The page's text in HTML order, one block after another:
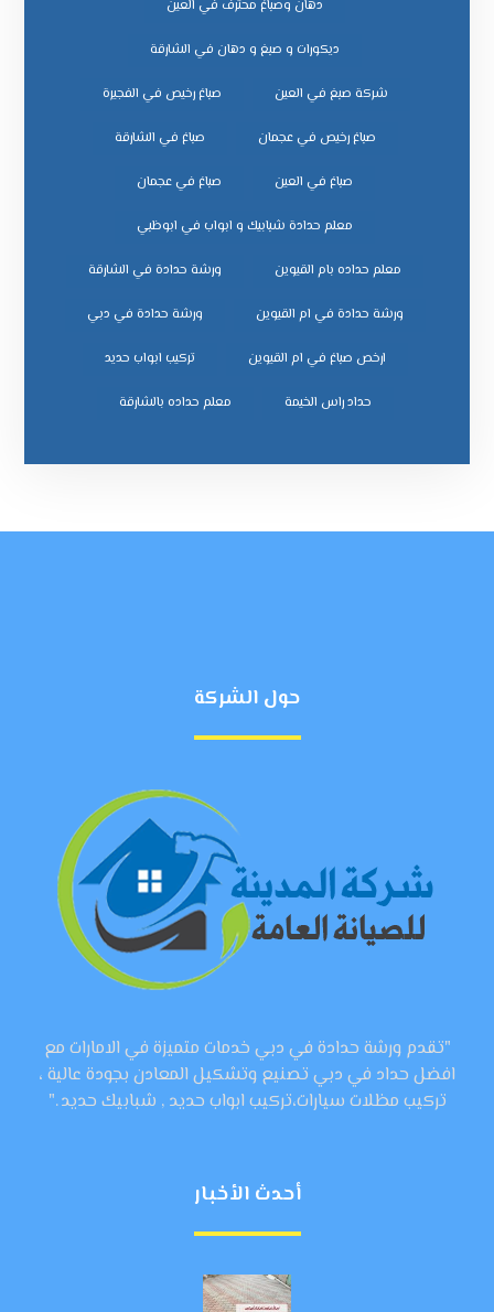
دهان وصباغ محترف في العين
ديكورات و صبغ و دهان في الشارقة
شركة صبغ في العين صباغ رخيص في الفجيرة
صباغ رخيص في عجمان صباغ في الشارقة
صباغ في العين صباغ في عجمان
معلم حدادة شبابيك و ابواب في ابوظبي
معلم حداده بام القيوين ورشة حدادة في الشارقة
ورشة حدادة في ام القيوين ورشة حدادة في دبي
ﺗﺮﻛﻴﺐ اﺑﻮاب ﺣﺪﻳﺪ
ﺣﺪاد راس اﻟﺨﻴﻤﺔ ﻣﻌﻠﻢ ﺣﺪاده ﺑﺎﻟﺸﺎرﻗﺔ
حول الشركة
"تقدم ورشة حدادة في دبي خدمات متميزة في الامارات مع
افضل حداد في دبي تصنيع وتشكيل المعادن بجودة عالية ،
تركيب مظلات سيارات،تركيب ابواب حديد , شبابيك حديد ."
أحدث الأخبار